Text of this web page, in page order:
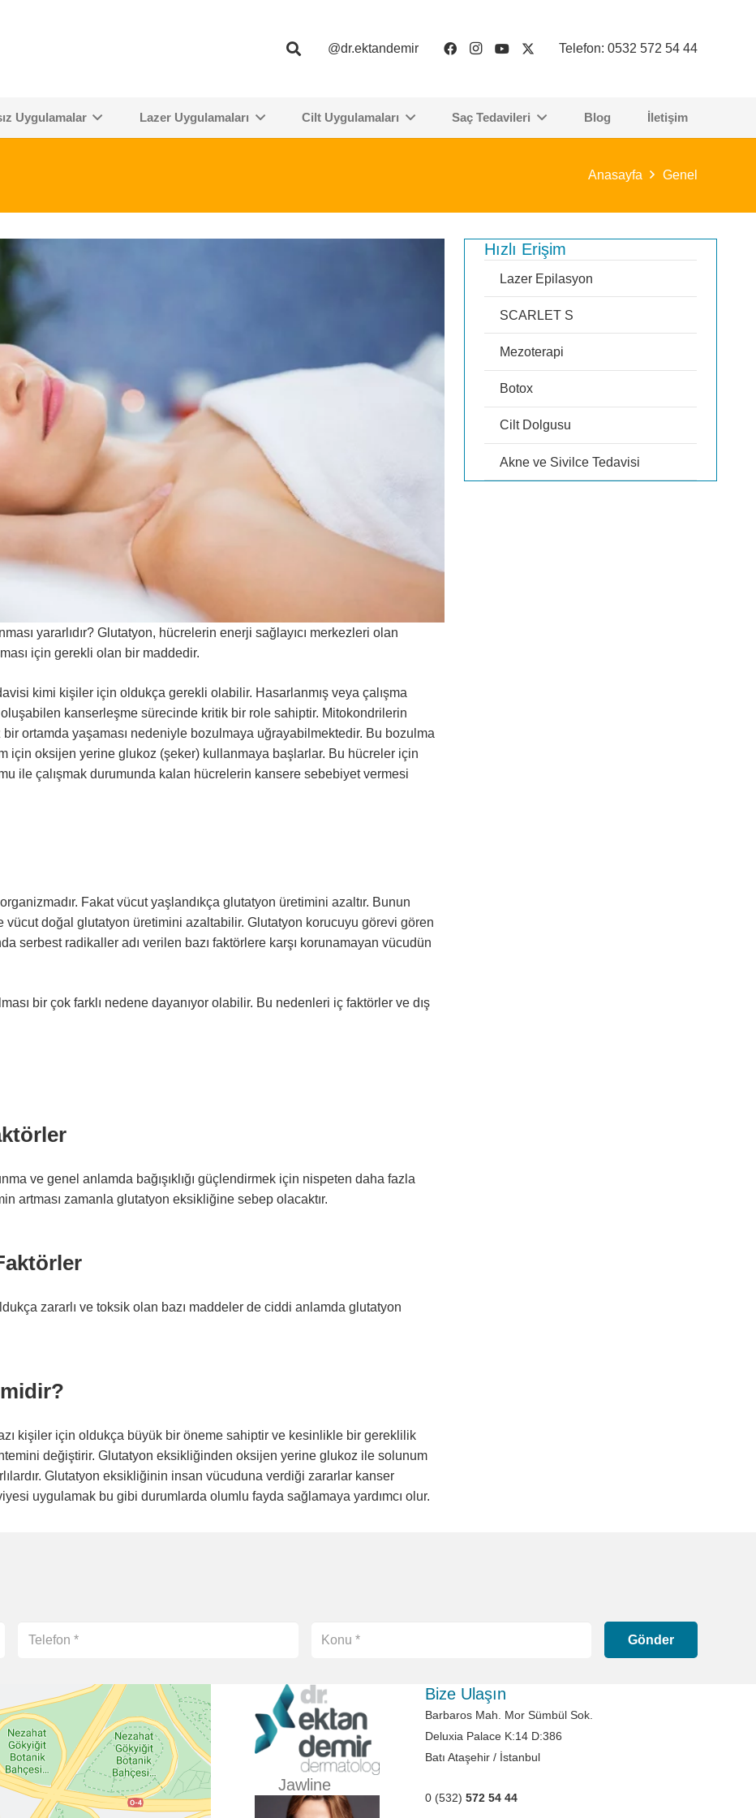
@dr.ektandemir Telefon: 0532 572 54 44
Uygulamalar Lazer Uygulamaları Cilt Uygulamaları Saç Tedavileri Blog İletişim
Anasayfa Genel
yararlıdır? Glutatyon, hücrelerin enerji sağlayıcı merkezleri olan
için gerekli olan bir maddedir.
kimi kişiler için oldukça gerekli olabilir. Hasarlanmış veya çalışma
kanserleşme sürecinde kritik bir role sahiptir. Mitokondrilerin
bir ortamda yaşaması nedeniyle bozulmaya uğrayabilmektedir. Bu bozulma
için oksijen yerine glukoz (şeker) kullanmaya başlarlar. Bu hücreler için
ile çalışmak durumunda kalan hücrelerin kansere sebebiyet vermesi
Fakat vücut yaşlandıkça glutatyon üretimini azaltır. Bunun
vücut doğal glutatyon üretimini azaltabilir. Glutatyon korucuyu görevi gören
serbest radikaller adı verilen bazı faktörlere karşı korunamayan vücudün
bir çok farklı nedene dayanıyor olabilir. Bu nedenleri iç faktörler ve dış
ve genel anlamda bağışıklığı güçlendirmek için nispeten daha fazla
artması zamanla glutatyon eksikliğine sebep olacaktır.
zararlı ve toksik olan bazı maddeler de ciddi anlamda glutatyon
kişiler için oldukça büyük bir öneme sahiptir ve kesinlikle bir gereklilik
değiştirir. Glutatyon eksikliğinden oksijen yerine glukoz ile solunum
Glutatyon eksikliğinin insan vücuduna verdiği zararlar kanser
uygulamak bu gibi durumlarda olumlu fayda sağlamaya yardımcı olur.
Hızlı Erişim
Lazer Epilasyon
SCARLET S
Mezoterapi
Botox
Cilt Dolgusu
Akne ve Sivilce Tedavisi
Gönder
Jawline
Bize Ulaşın
Barbaros Mah. Mor Sümbül Sok.
Deluxia Palace K:14 D:386
Batı Ataşehir / İstanbul
0 (532) 572 54 44